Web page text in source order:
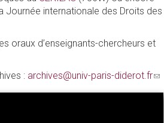
Journée internationale des Droits des
oraux d’enseignants-chercheurs et
: archives@univ-paris-diderot.fr(link